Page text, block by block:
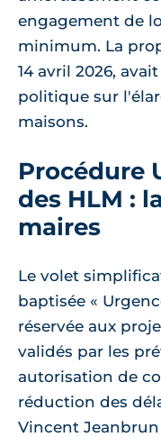
engagement de
minimum. La
14 avril 2026,
politique sur
maisons.
Procédure
des HLM :
maires
Le volet
baptisée «
réservée aux
validés par les
autorisation de
réduction des
Vincent